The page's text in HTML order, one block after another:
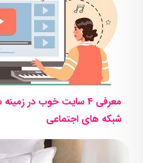
معرفی 4 سایت خوب در
شبکه های اجتماعی